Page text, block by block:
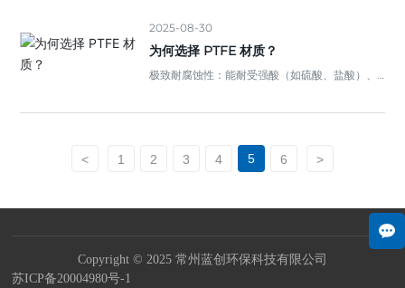
2025-08-30
为何选择 PTFE 材质？
极致耐腐蚀性：能耐受强酸（如硫酸、盐酸）、
< 1 2 3 4 5 6 >
Copyright © 2025 常州蓝创环保科技有限公司
苏ICP备20004980号-1